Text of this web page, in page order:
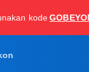
kode